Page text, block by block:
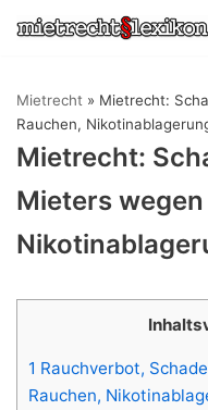
Zum
Mietrecht » Mietrecht:
Rauchen,
Mietrecht:
Mieters
1 Rauchverbot,
Rauchen,